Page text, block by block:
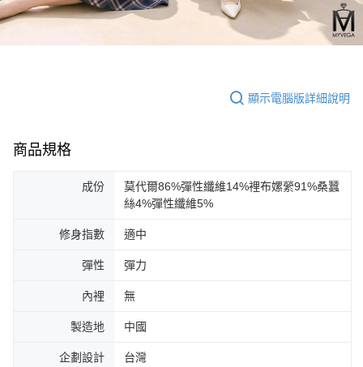
顯示電腦版詳細說明
商品規格
成份
莫代爾86%彈性纖維14%裡布嫘縈91%桑蠶
絲4%彈性纖維5%
修身指數 適中
彈性 彈力
內裡 無
製造地 中國
企劃設計 台灣